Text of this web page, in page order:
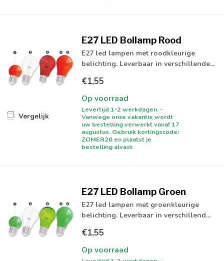
Vergelijk
E27 LED Bollamp Rood
E27 led lampen met roodkleurige
belichting. Leverbaar in verschillende...
€1,55
Op voorraad
Levertijd 1-2 werkdagen. -
Vanwege onze vakantie wordt
uw bestelling verwerkt vanaf 17
augustus. Gebruik kortingscode:
ZOMER26 en plaatst je
bestelling alvast
E27 LED Bollamp Groen
E27 led lampen met groenkleurige
belichting. Leverbaar in verschillend...
€1,55
Op voorraad